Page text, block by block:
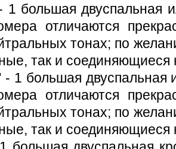
1 большая двуспальная
отличаются
тонах; по
так и
- 1 большая двуспальная
отличаются
тонах; по
так и